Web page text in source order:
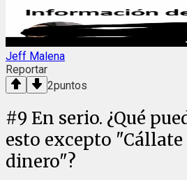
Jeff Malena
Reportar
2puntos
#9 En serio. ¿Qué
esto excepto
dinero"?